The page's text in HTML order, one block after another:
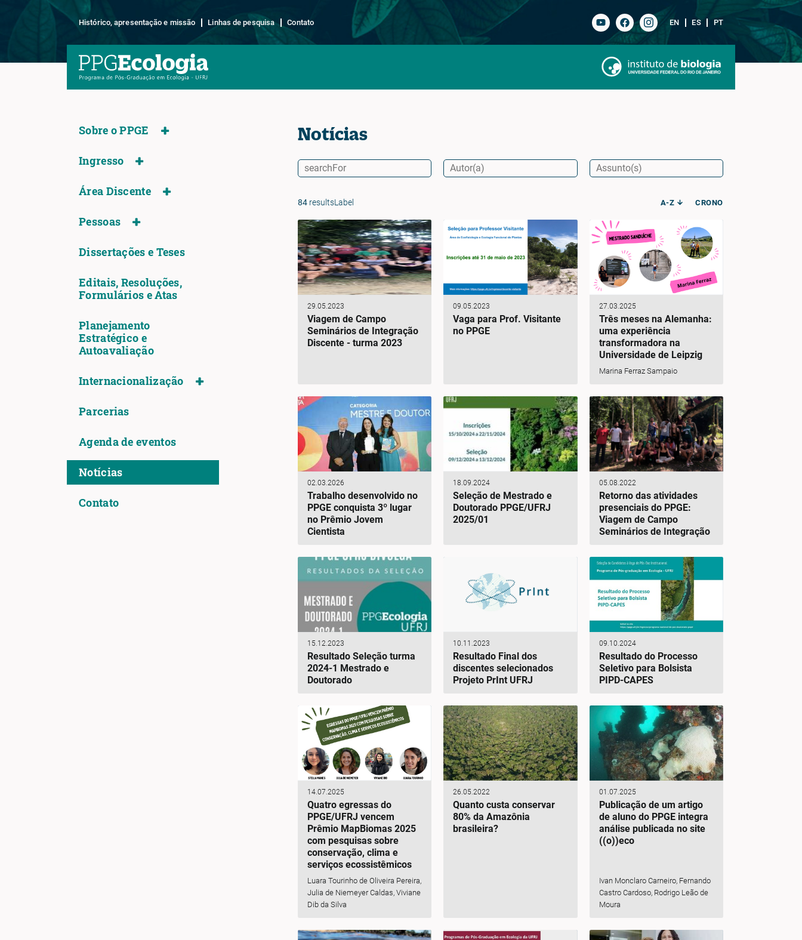
Histórico, apresentação e missão Linhas de pesquisa Contato EN ES PT
Sobre o PPGE
Ingresso
Área Discente
Pessoas
Dissertações e Teses
Editais, Resoluções,
Formulários e Atas
Planejamento
Estratégico e
Autoavaliação
Internacionalização
Parcerias
Agenda de eventos
Notícias
Contato
Notícias
84resultsLabel A-Z CRONO
29.05.2023
Viagem de Campo
Seminários de Integração
Discente - turma 2023
09.05.2023
Vaga para Prof. Visitante
no PPGE
27.03.2025
Três meses na Alemanha:
uma experiência
transformadora na
Universidade de Leipzig
Marina Ferraz Sampaio
02.03.2026
Trabalho desenvolvido no
PPGE conquista 3º lugar
no Prêmio Jovem
Cientista
18.09.2024
Seleção de Mestrado e
Doutorado PPGE/UFRJ
2025/01
05.08.2022
Retorno das atividades
presenciais do PPGE:
Viagem de Campo
Seminários de Integração
15.12.2023
Resultado Seleção turma
2024-1 Mestrado e
Doutorado
10.11.2023
Resultado Final dos
discentes selecionados
Projeto PrInt UFRJ
09.10.2024
Resultado do Processo
Seletivo para Bolsista
PIPD-CAPES
14.07.2025
Quatro egressas do
PPGE/UFRJ vencem
Prêmio MapBiomas 2025
com pesquisas sobre
conservação, clima e
serviços ecossistêmicos
Luara Tourinho de Oliveira Pereira,
Julia de Niemeyer Caldas, Viviane
Dib da Silva
26.05.2022
Quanto custa conservar
80% da Amazônia
brasileira?
01.07.2025
Publicação de um artigo
de aluno do PPGE integra
análise publicada no site
((o))eco
Ivan Monclaro Carneiro, Fernando
Castro Cardoso, Rodrigo Leão de
Moura